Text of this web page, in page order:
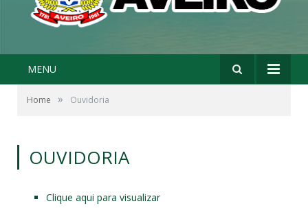
MENU
Home » Ouvidoria
OUVIDORIA
Clique aqui para visualizar